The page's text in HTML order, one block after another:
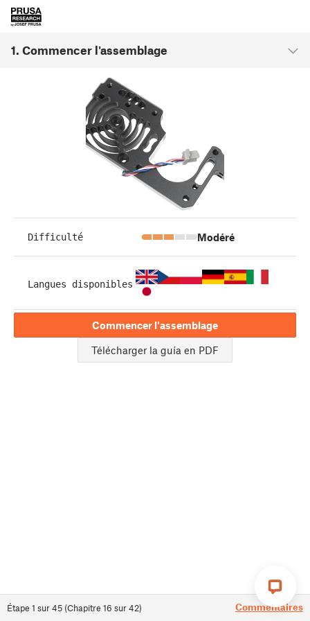
1. Commencer l'assemblage
Étape 1 sur45 (Chapitre 16 sur42) Commentaires
Difficulté Modéré
Langues disponibles
Commencer l'assemblage
Télécharger la guía en PDF